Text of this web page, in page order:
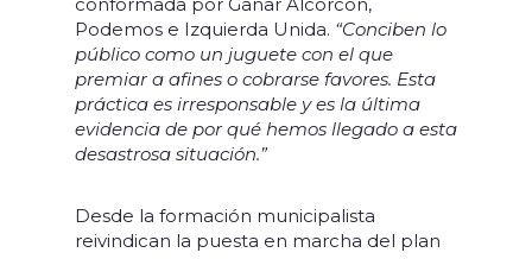
Podemos e Izquierda Unida. “Conciben lo
público como un juguete con el que
premiar a afines o cobrarse favores. Esta
práctica es irresponsable y es la última
evidencia de por qué hemos llegado a esta
desastrosa situación.”
Desde la formación municipalista
reivindican la puesta en marcha del plan